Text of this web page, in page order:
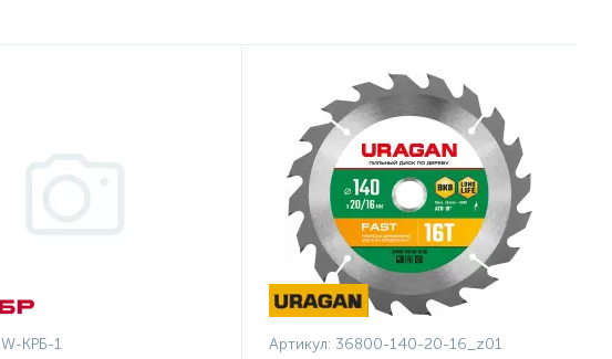
W-КРБ-1 Артикул: 36800-140-20-16_z01